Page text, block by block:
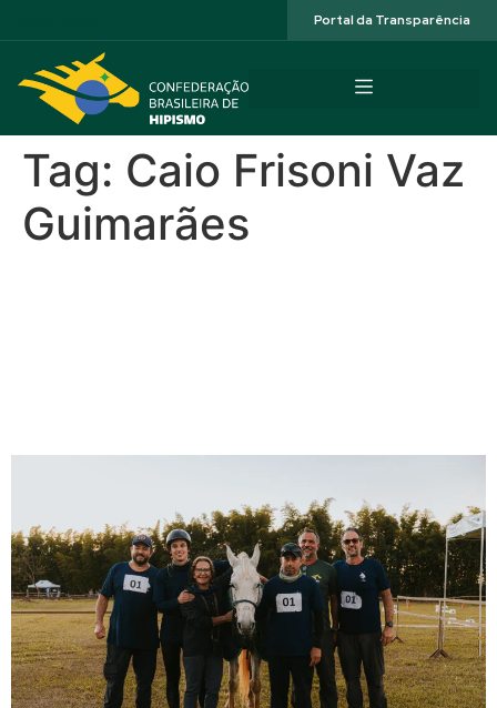
Portal da Transparência
Tag: Caio Frisoni Vaz
Guimarães